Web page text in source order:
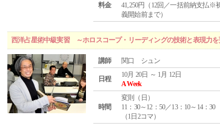
料金
41,250円（12回／一括前納支払※
義開始前まで）
西洋占星術中級実習 ～ホロスコープ・リーディングの技術と表現力
講師 関口 シュン
日程
10月 20日 ～ 1月 12日
A Week
時間
変則（日）
11：30～12：50／13：10～14：30
（1日2コマ）